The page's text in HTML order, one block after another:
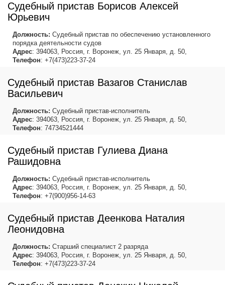
Судебный пристав Борисов Алексей
Юрьевич
Должность: Судебный пристав по обеспечению установленного
порядка деятельности судов
Адрес: 394063, Россия, г. Воронеж, ул. 25 Января, д. 50,
Телефон: +7(473)223-37-24
Судебный пристав Вазагов Станислав
Васильевич
Должность: Судебный пристав-исполнитель
Адрес: 394063, Россия, г. Воронеж, ул. 25 Января, д. 50,
Телефон: 74734521444
Судебный пристав Гулиева Диана
Рашидовна
Должность: Судебный пристав-исполнитель
Адрес: 394063, Россия, г. Воронеж, ул. 25 Января, д. 50,
Телефон: +7(900)956-14-63
Судебный пристав Деенкова Наталия
Леонидовна
Должность: Старший специалист 2 разряда
Адрес: 394063, Россия, г. Воронеж, ул. 25 Января, д. 50,
Телефон: +7(473)223-37-24